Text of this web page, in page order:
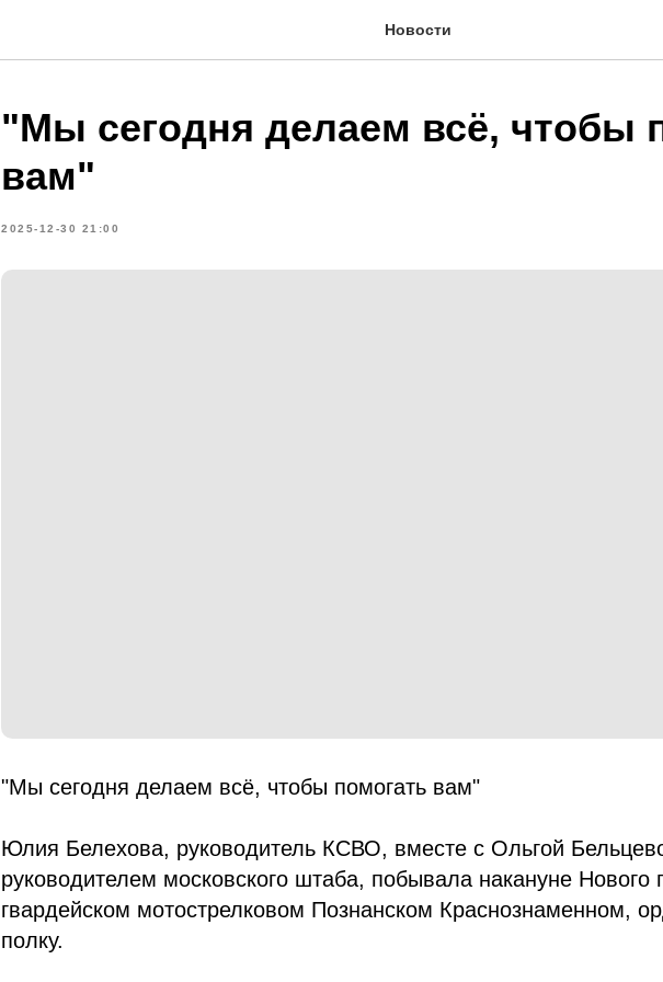
Новости
"Мы сегодня делаем всё, чтобы
вам"
2025-12-30 21:00
"Мы сегодня делаем всё, чтобы помогать вам"
Юлия Белехова, руководитель КСВО, вместе с Ольгой
руководителем московского штаба, побывала накануне Нового
гвардейском мотострелковом Познанском Краснознаменном,
полку.